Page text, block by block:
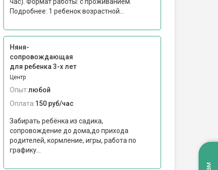
Подробнее: 1 ребенок возрастной...
Няня-
сопровождающая
для ребенка 3-х лет
Центр
Опыт:любой
Оплата:150 руб/час
Забирать ребёнка из садика,
сопровождение до дома,до прихода
родителей, кормление, игры, работа по
графику...